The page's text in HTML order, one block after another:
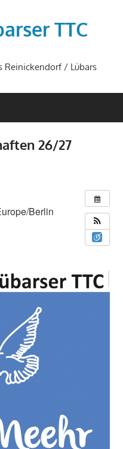
TTC
Reinickendorf / Lübars
26/27
Berlin